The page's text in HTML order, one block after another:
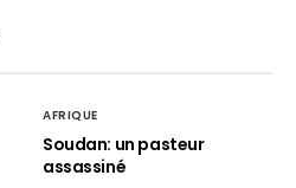
AFRIQUE
Soudan: un pasteur
assassiné